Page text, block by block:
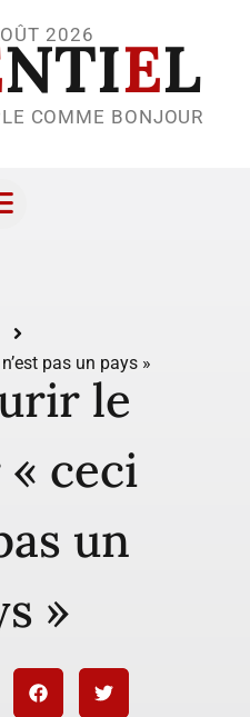
2026
NTIEL
COMME BONJOUR
pas un pays »
le
ceci
un
»